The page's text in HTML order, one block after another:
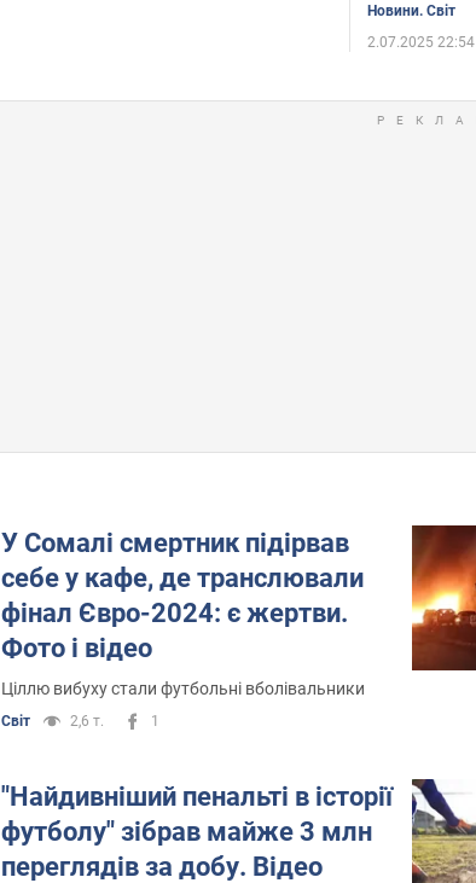
Новини. Світ
2.07.2025 22:54
У Сомалі смертник підірвав
себе у кафе, де транслювали
фінал Євро-2024: є жертви.
Фото і відео
Ціллю вибуху стали футбольні вболівальники
Світ 2,6 т. 1
"Найдивніший пенальті в історії
футболу" зібрав майже 3 млн
переглядів за добу. Відео